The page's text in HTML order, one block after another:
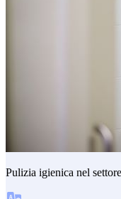
Pulizia igienica nel